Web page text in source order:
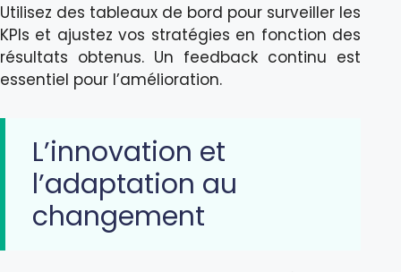
Utilisez des tableaux de bord pour surveiller les
KPIs et ajustez vos stratégies en fonction des
résultats obtenus. Un feedback continu est
essentiel pour l’amélioration.
L’innovation et
l’adaptation au
changement